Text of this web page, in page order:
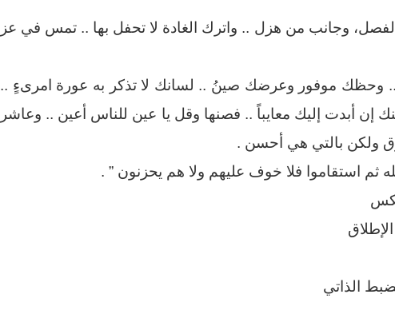
وجانب من هزل .. واترك الغادة لا تحفل بها .. تمس في عز
.. وحظك موفور وعرضك صينُ .. لسانك لا تذكر به عورة امرىءٍ ..
أبدت إليك معايباً .. فصنها وقل يا عين للناس أعين .. وعاشر
ولكن بالتي هي أحسن .
ثم استقاموا فلا خوف عليهم ولا هم يحزنون ” .
الذاتي